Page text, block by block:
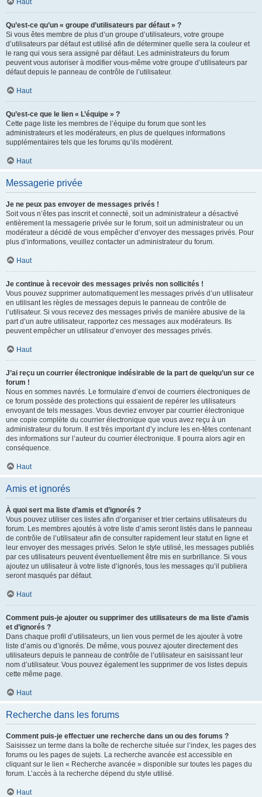
Haut
Qu’est-ce qu’un « groupe d’utilisateurs par défaut » ?
Si vous êtes membre de plus d’un groupe d’utilisateurs, votre groupe
d’utilisateurs par défaut est utilisé afin de déterminer quelle sera la couleur et
le rang qui vous sera assigné par défaut. Les administrateurs du forum
peuvent vous autoriser à modifier vous-même votre groupe d’utilisateurs par
défaut depuis le panneau de contrôle de l’utilisateur.
Haut
Qu’est-ce que le lien « L’équipe » ?
Cette page liste les membres de l’équipe du forum que sont les
administrateurs et les modérateurs, en plus de quelques informations
supplémentaires tels que les forums qu’ils modèrent.
Haut
Messagerie privée
Je ne peux pas envoyer de messages privés !
Soit vous n’êtes pas inscrit et connecté, soit un administrateur a désactivé
entièrement la messagerie privée sur le forum, soit un administrateur ou un
modérateur a décidé de vous empêcher d’envoyer des messages privés. Pour
plus d’informations, veuillez contacter un administrateur du forum.
Haut
Je continue à recevoir des messages privés non sollicités !
Vous pouvez supprimer automatiquement les messages privés d’un utilisateur
en utilisant les règles de messages depuis le panneau de contrôle de
l’utilisateur. Si vous recevez des messages privés de manière abusive de la
part d’un autre utilisateur, rapportez ces messages aux modérateurs. Ils
peuvent empêcher un utilisateur d’envoyer des messages privés.
Haut
J’ai reçu un courrier électronique indésirable de la part de quelqu’un sur ce
forum !
Nous en sommes navrés. Le formulaire d’envoi de courriers électroniques de
ce forum possède des protections qui essaient de repérer les utilisateurs
envoyant de tels messages. Vous devriez envoyer par courrier électronique
une copie complète du courrier électronique que vous avez reçu à un
administrateur du forum. Il est très important d’y inclure les en-têtes contenant
des informations sur l’auteur du courrier électronique. Il pourra alors agir en
conséquence.
Haut
Amis et ignorés
À quoi sert ma liste d’amis et d’ignorés ?
Vous pouvez utiliser ces listes afin d’organiser et trier certains utilisateurs du
forum. Les membres ajoutés à votre liste d’amis seront listés dans le panneau
de contrôle de l’utilisateur afin de consulter rapidement leur statut en ligne et
leur envoyer des messages privés. Selon le style utilisé, les messages publiés
par ces utilisateurs peuvent éventuellement être mis en surbrillance. Si vous
ajoutez un utilisateur à votre liste d’ignorés, tous les messages qu’il publiera
seront masqués par défaut.
Haut
Comment puis-je ajouter ou supprimer des utilisateurs de ma liste d’amis
et d’ignorés ?
Dans chaque profil d’utilisateurs, un lien vous permet de les ajouter à votre
liste d’amis ou d’ignorés. De même, vous pouvez ajouter directement des
utilisateurs depuis le panneau de contrôle de l’utilisateur en saisissant leur
nom d’utilisateur. Vous pouvez également les supprimer de vos listes depuis
cette même page.
Haut
Recherche dans les forums
Comment puis-je effectuer une recherche dans un ou des forums ?
Saisissez un terme dans la boîte de recherche située sur l’index, les pages des
forums ou les pages de sujets. La recherche avancée est accessible en
cliquant sur le lien « Recherche avancée » disponible sur toutes les pages du
forum. L’accès à la recherche dépend du style utilisé.
Haut